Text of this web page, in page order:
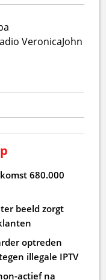
VeronicaJohn
680.000
beeld zorgt
optreden
illegale IPTV
actief na